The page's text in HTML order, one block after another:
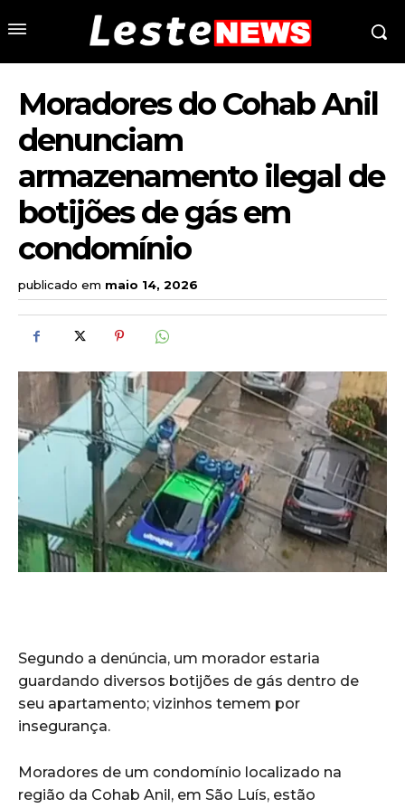
Moradores do Cohab Anil
denunciam
armazenamento ilegal de
botijões de gás em
condomínio
publicado em maio 14, 2026
Segundo a denúncia, um morador estaria
guardando diversos botijões de gás dentro de
seu apartamento; vizinhos temem por
insegurança.
Moradores de um condomínio localizado na
região da Cohab Anil, em São Luís, estão